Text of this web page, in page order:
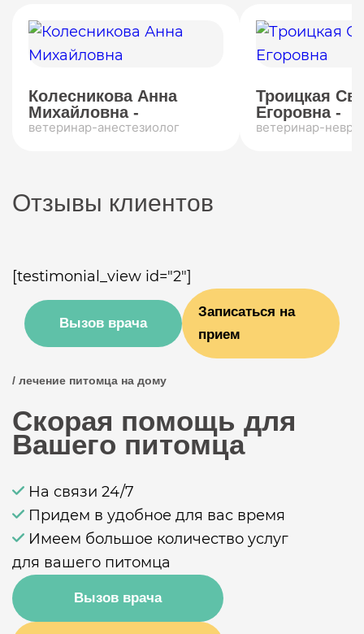
Колесникова Анна
Михайловна -
ветеринар-анестезиолог
Троицкая
Егоровна -
ветеринар-
Отзывы клиентов
[testimonial_view id="2"]
Вызов врача
Записаться на
прием
/ лечение питомца на дому
Скорая помощь для
Вашего питомца
На связи 24/7
Придем в удобное для вас время
Имеем большое количество услуг
для вашего питомца
Вызов врача